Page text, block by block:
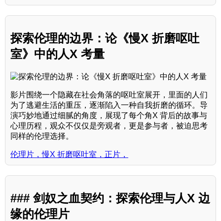
探索伦理的边界：论《慢X 折磨呕吐
室》中的人X 考量
影片围绕一个隐藏在社会角落的呕吐室展开，里面的人们
为了逃避生活的重压，逐渐陷入一种自我折磨的循环。导
演巧妙地通过细腻的角度，展现了每个角X 背后的故事与
心理历程，观众不仅仅是旁观者，更是参与者，被迫思考
同样的伦理选择。
伦理片，慢X 折磨呕吐室，正片，
### 剑奴之血契约：探索伦理与人X 边
缘的伦理片